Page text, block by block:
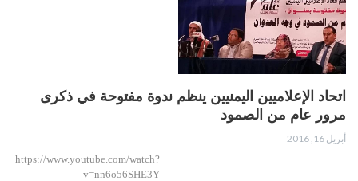
اتحاد الإعلاميين اليمنيين ينظم ندوة مفتوحة في ذكرى
مرور عام من الصمود
أبريل 16, 2016
https://www.youtube.com/watch?
v=nn6o56SHE3Y